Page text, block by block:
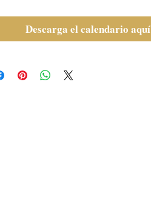
Descarga el calendario aquí